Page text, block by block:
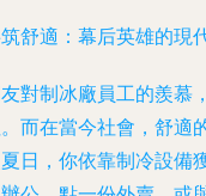
舒適：幕后英雄的現
對制冰廠員工的羨慕
而在當今社會，舒適
日，你依靠制冷設備